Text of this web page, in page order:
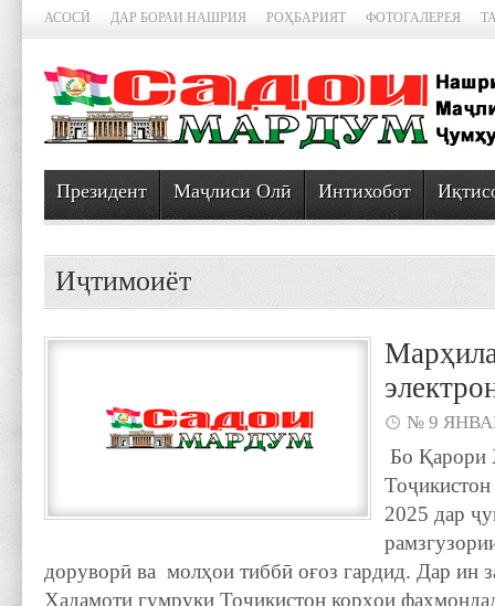
АСОСӢ ДАР БОРАИ НАШРИЯ РОҲБАРИЯТ ФОТОГАЛЕРЕЯ
Президент Маҷлиси Олӣ Интихобот
Иҷтимоиёт
№ 9
Бо Қарори
2025 дар
доруворӣ ва молҳои тиббӣ оғоз гардид. Дар ин
Хадамоти гумруки Тоҷикистон корҳои